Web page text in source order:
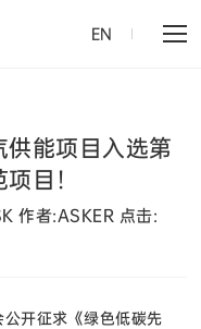
EN
能项目入选第
目！
作者:ASKER 点击:
开征求《绿色低碳先